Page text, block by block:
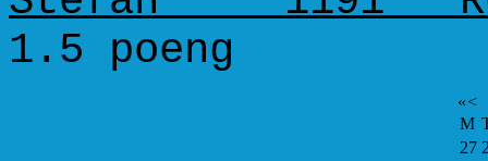
1.5 poeng
«<
M
27